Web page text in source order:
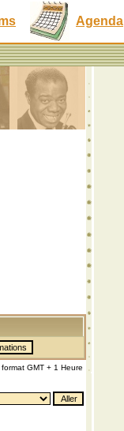
Agenda
GMT + 1 Heure